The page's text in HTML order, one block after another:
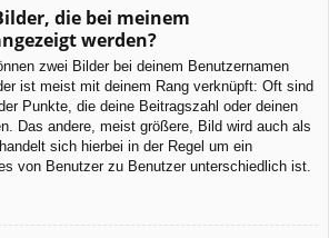
die bei meinem
werden?
zwei Bilder bei deinem Benutzernamen
ist meist mit deinem Rang verknüpft: Oft sind
Punkte, die deine Beitragszahl oder deinen
Das andere, meist größere, Bild wird auch als
sich hierbei in der Regel um ein
von Benutzer zu Benutzer unterschiedlich ist.